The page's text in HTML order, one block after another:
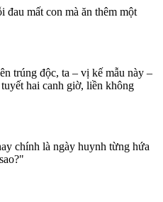
đau mất con mà ăn thêm một
trúng độc, ta – vị kế mẫu này –
hai canh giờ, liền không
chính là ngày huynh từng hứa